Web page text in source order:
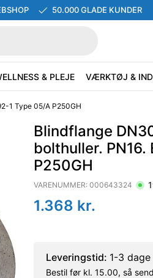
50.000 GLADE KUNDER
& PLEJE VÆRKTØJ &
1 Type 05/A P250GH
Blindflange
bolthuller.
P250GH
VARENUMMER: 000643324
1.368 kr.
Leveringstid: 1-3 dage
Bestil før kl. 15.00, så